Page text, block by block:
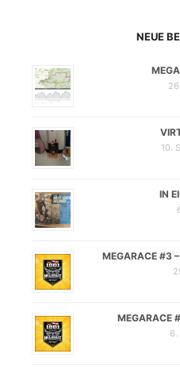
NEUE
10.
IN
MEGARACE #3
MEGARACE
6.